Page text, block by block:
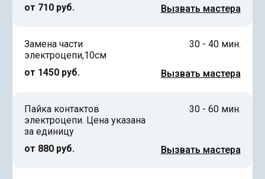
от 710 руб.
Вызвать мастера
Замена части
электроцепи,10см
от 1450 руб.
30 - 40 мин.
Вызвать мастера
Пайка контактов
электроцепи. Цена указана
за единицу
от 880 руб.
30 - 60 мин.
Вызвать мастера